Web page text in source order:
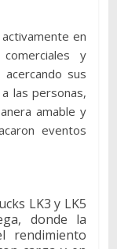
en
y
sus
las personas,
amable y
eventos
LK3 y LK5
donde la
rendimiento